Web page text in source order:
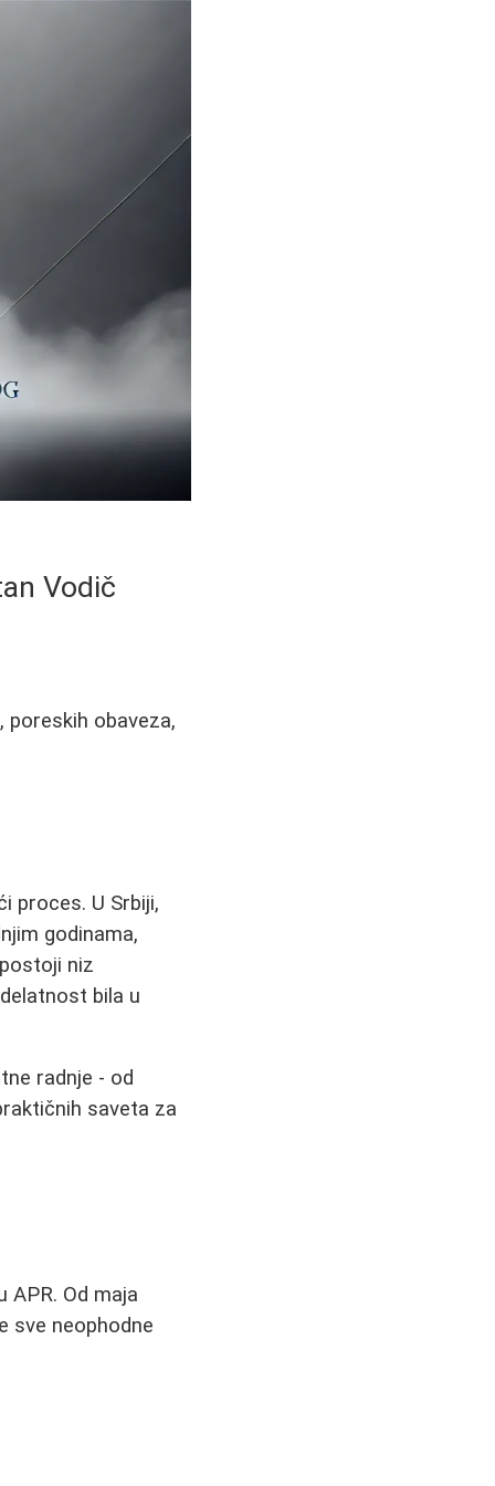
Vodič
obaveza,
proces. U Srbiji,
godinama,
niz
bila u
radnje - od
saveta za
APR. Od maja
sve neophodne